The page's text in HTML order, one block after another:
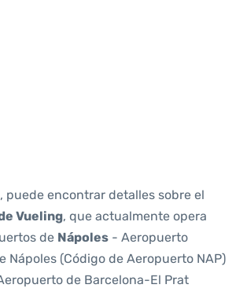
puede encontrar detalles sobre el
Vueling, que actualmente opera
de Nápoles - Aeropuerto
Nápoles (Código de Aeropuerto NAP)
de Barcelona-El Prat